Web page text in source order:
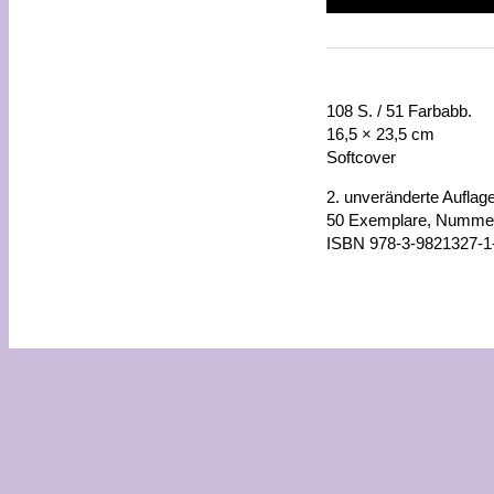
108 S. / 51 Farbabb.
16,5 × 23,5 cm
Softcover
2. unveränderte
50 Exemplare,
ISBN 978-3-9821327-